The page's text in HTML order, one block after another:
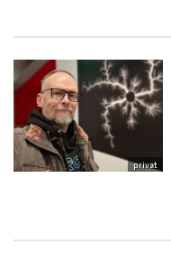
privat